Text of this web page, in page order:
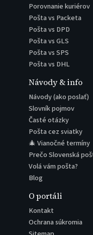
Porovnanie kuriérov
Pošta vs Packeta
Pošta vs DPD
Pošta vs GLS
Pošta vs SPS
Pošta vs DHL
Návody & info
Návody (ako poslať)
Slovník pojmov
Časté otázky
Pošta cez sviatky
🎄 Vianočné termíny
Prečo Slovenská
Volá vám pošta?
Blog
O portáli
Kontakt
Ochrana súkromia